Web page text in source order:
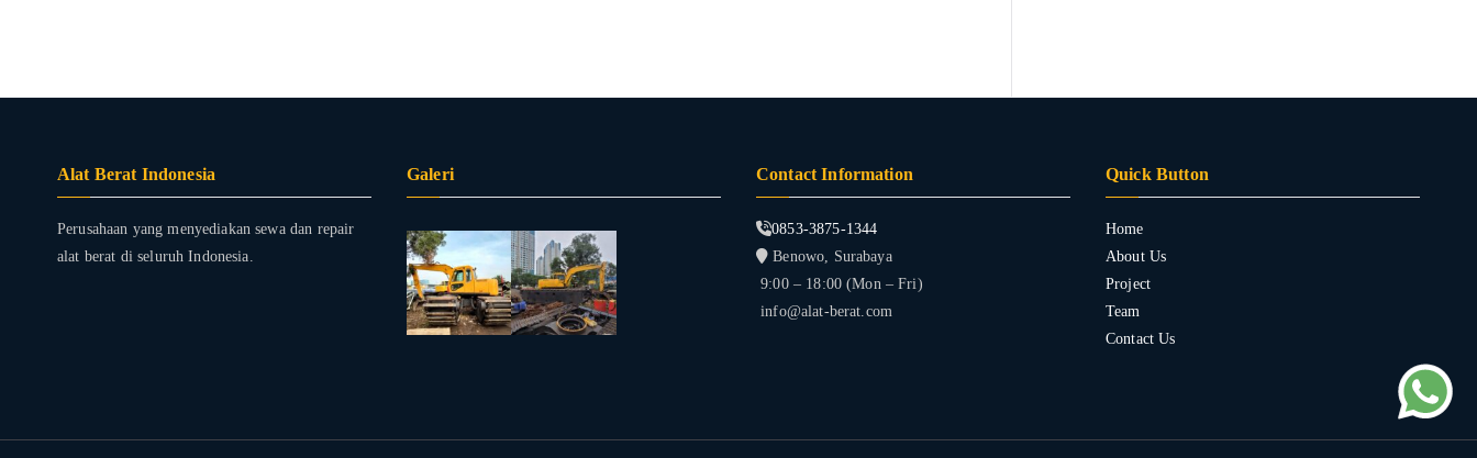
Alat Berat Indonesia
Perusahaan yang menyediakan sewa dan repair
alat berat di seluruh Indonesia.
Galeri Contact Information
0853-3875-1344
Benowo, Surabaya
9:00 – 18:00 (Mon – Fri)
info@alat-berat.com
Quick Button
Home
About Us
Project
Team
Contact Us